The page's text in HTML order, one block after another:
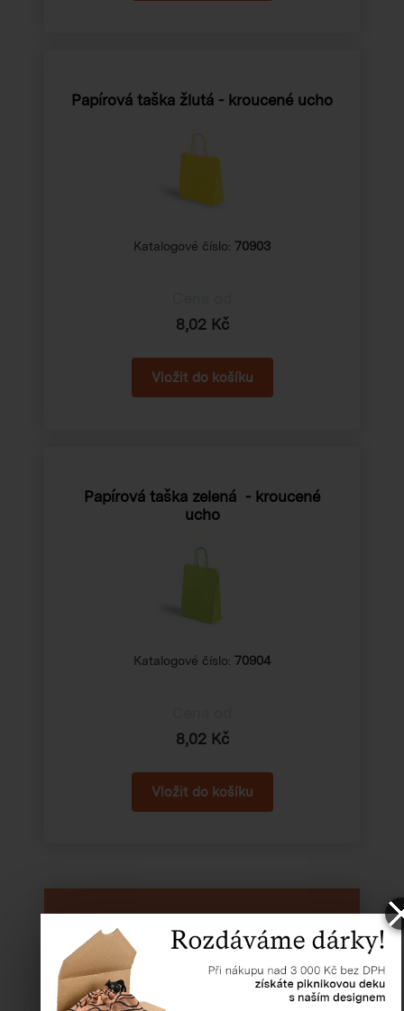
Papírová taška žlutá - kroucené ucho
Katalogové číslo: 70903
8,02 Kč
Papírová taška zelená - kroucené
ucho
Katalogové číslo: 70904
8,02 Kč
NENAŠLI JSTE, CO JSTE